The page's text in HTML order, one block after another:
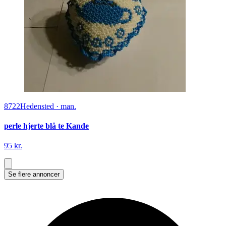
8722Hedensted · man.
perle hjerte blå te Kande
95 kr.
Se flere annoncer